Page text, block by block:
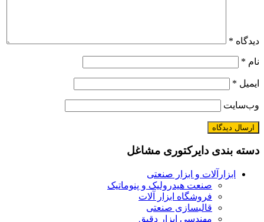
دیدگاه *
نام *
ایمیل *
وب‌سایت
دسته بندی دایرکتوری مشاغل
ابزارآلات و ابزار صنعتی
صنعت هیدرولیک و پنوماتیک
فروشگاه ابزار آلات
قالبسازی صنعتی
مهندسی ابزار دقیق